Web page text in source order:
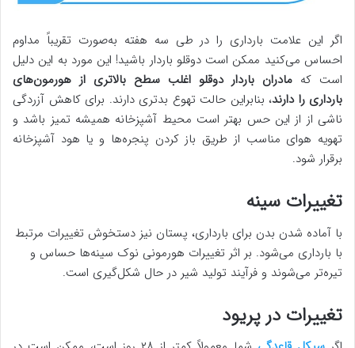
اگر این علامت بارداری را در طی سه هفته به‌صورت تقریباً مداوم
احساس می‌کنید ممکن است دوقلو باردار باشید! این مورد به این دلیل
است که مادران باردار دوقلو اغلب سطح بالاتری از هورمون‌های
بارداری را دارند، بنابراین حالت تهوع بدتری دارند. برای کاهش آزردگی
ناشی از از این حس بهتر است محیط آشپزخانه همیشه تمیز باشد و
تهویه هوای مناسب از طریق باز کردن پنجره‌ها و یا هود آشپزخانه
برقرار شود.
تغییرات سینه
با آماده شدن بدن برای بارداری، پستان نیز دستخوش تغییرات مرتبط
با بارداری می‌شود. بر اثر تغییرات هورمونی نوک سینه‌ها حساس و
تیره‌تر می‌شوند و فرآیند تولید شیر در حال شکل‌گیری است.
تغییرات در پریود